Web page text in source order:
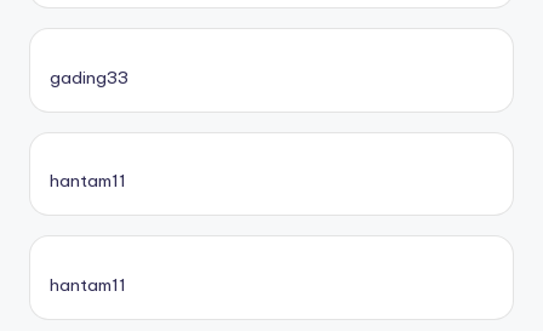
gading33
hantam11
hantam11